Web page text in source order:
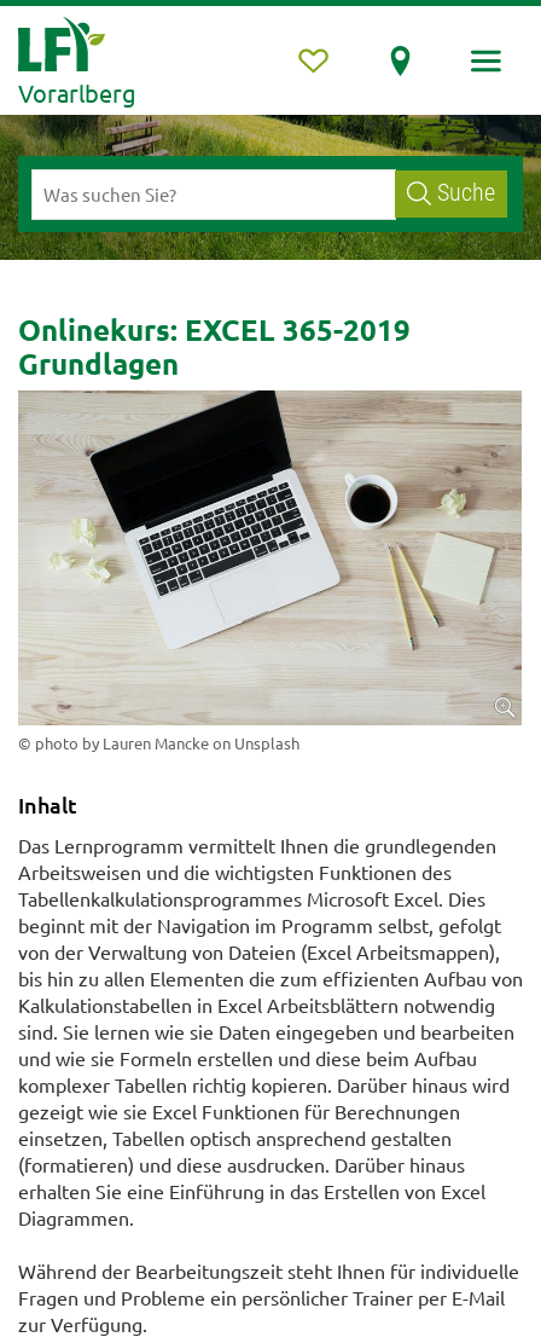
Vorarlberg
Suche
Onlinekurs: EXCEL 365-2019
Grundlagen
© photo by Lauren Mancke on Unsplash
Inhalt
Das Lernprogramm vermittelt Ihnen die grundlegenden
Arbeitsweisen und die wichtigsten Funktionen des
Tabellenkalkulationsprogrammes Microsoft Excel. Dies
beginnt mit der Navigation im Programm selbst, gefolgt
von der Verwaltung von Dateien (Excel Arbeitsmappen),
bis hin zu allen Elementen die zum effizienten Aufbau von
Kalkulationstabellen in Excel Arbeitsblättern notwendig
sind. Sie lernen wie sie Daten eingegeben und bearbeiten
und wie sie Formeln erstellen und diese beim Aufbau
komplexer Tabellen richtig kopieren. Darüber hinaus wird
gezeigt wie sie Excel Funktionen für Berechnungen
einsetzen, Tabellen optisch ansprechend gestalten
(formatieren) und diese ausdrucken. Darüber hinaus
erhalten Sie eine Einführung in das Erstellen von Excel
Diagrammen.
Während der Bearbeitungszeit steht Ihnen für individuelle
Fragen und Probleme ein persönlicher Trainer per E-Mail
zur Verfügung.